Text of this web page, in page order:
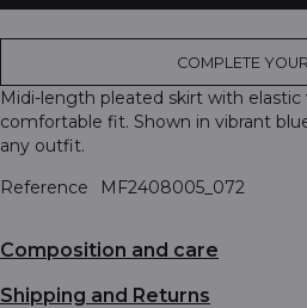
COMPLETE
Midi-length pleated skirt with elastic
comfortable fit. Shown in vibrant
any outfit.
Reference
MF2408005_072
Composition and care
Shipping and Returns